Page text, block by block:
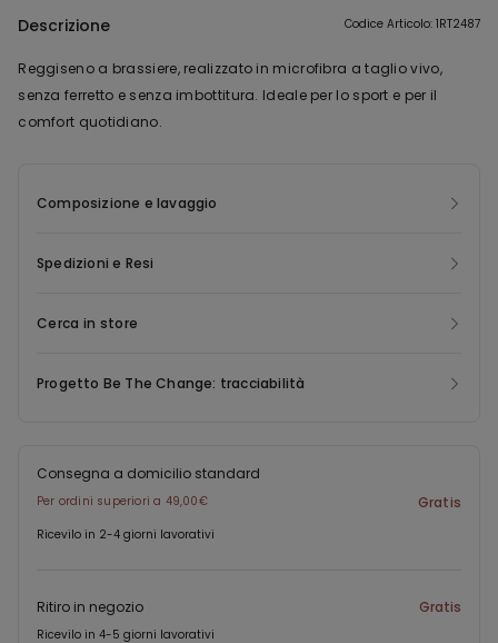
Descrizione Codice Articolo: 1RT2487
Reggiseno a brassiere, realizzato in microfibra a taglio vivo,
senza ferretto e senza imbottitura. Ideale per lo sport e per il
comfort quotidiano.
Composizione e lavaggio
Spedizioni e Resi
Cerca in store
Progetto Be The Change: tracciabilità
Consegna a domicilio standard
Per ordini superiori a 49,00€ Gratis
Ricevilo in 2-4 giorni lavorativi
Ritiro in negozio Gratis
Ricevilo in 4-5 giorni lavorativi